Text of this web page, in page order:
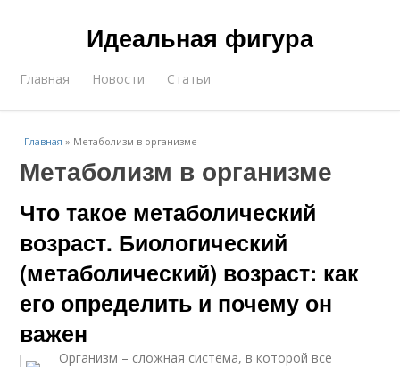
Идеальная фигура
Главная Новости Статьи
Главная » Метаболизм в организме
Метаболизм в организме
Что такое метаболический
возраст. Биологический
(метаболический) возраст: как
его определить и почему он
важен
Организм – сложная система, в которой все